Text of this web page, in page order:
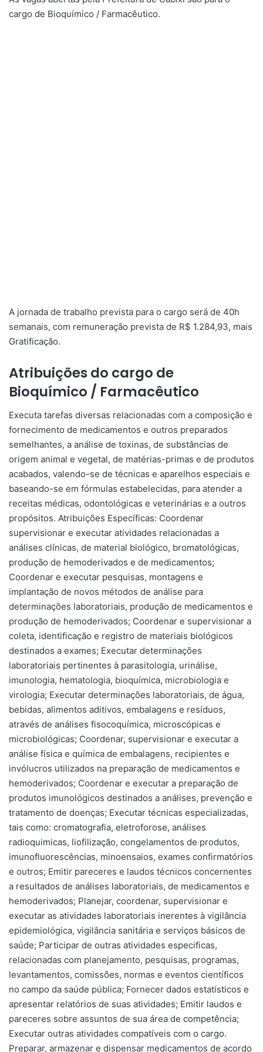
cargo de Bioquímico / Farmacêutico.
A jornada de trabalho prevista para o cargo será de 40h
semanais, com remuneração prevista de R$ 1.284,93, mais
Gratificação.
Atribuições do cargo de
Bioquímico / Farmacêutico
Executa tarefas diversas relacionadas com a composição e
fornecimento de medicamentos e outros preparados
semelhantes, a análise de toxinas, de substâncias de
origem animal e vegetal, de matérias-primas e de produtos
acabados, valendo-se de técnicas e aparelhos especiais e
baseando-se em fórmulas estabelecidas, para atender a
receitas médicas, odontológicas e veterinárias e a outros
propósitos. Atribuições Específicas: Coordenar
supervisionar e executar atividades relacionadas a
análises clínicas, de material biológico, bromatológicas,
produção de hemoderivados e de medicamentos;
Coordenar e executar pesquisas, montagens e
implantação de novos métodos de análise para
determinações laboratoriais, produção de medicamentos e
produção de hemoderivados; Coordenar e supervisionar a
coleta, identificação e registro de materiais biológicos
destinados a exames; Executar determinações
laboratoriais pertinentes à parasitologia, urinálise,
imunologia, hematologia, bioquímica, microbiologia e
virologia; Executar determinações laboratoriais, de água,
bebidas, alimentos aditivos, embalagens e resíduos,
através de análises fisocoquímica, microscópicas e
microbiológicas; Coordenar, supervisionar e executar a
análise física e química de embalagens, recipientes e
invólucros utilizados na preparação de medicamentos e
hemoderivados; Coordenar e executar a preparação de
produtos imunológicos destinados a análises, prevenção e
tratamento de doenças; Executar técnicas especializadas,
tais como: cromatografia, eletroforose, análises
radioquimicas, liofilização, congelamentos de produtos,
imunofluorescências, minoensaios, exames confirmatórios
e outros; Emitir pareceres e laudos técnicos concernentes
a resultados de análises laboratoriais, de medicamentos e
hemoderivados; Planejar, coordenar, supervisionar e
executar as atividades laboratoriais inerentes à vigilância
epidemiológica, vigilância sanitária e serviços básicos de
saúde; Participar de outras atividades especificas,
relacionadas com planejamento, pesquisas, programas,
levantamentos, comissões, normas e eventos científicos
no campo da saúde pública; Fornecer dados estatísticos e
apresentar relatórios de suas atividades; Emitir laudos e
pareceres sobre assuntos de sua área de competência;
Executar outras atividades compatíveis com o cargo.
Preparar, armazenar e dispensar medicamentos de acordo